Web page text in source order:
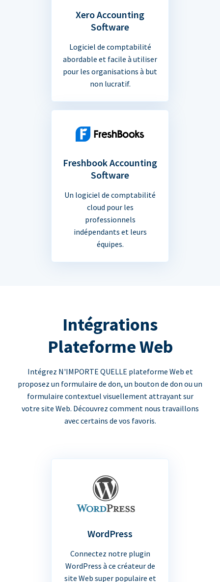
Xero Accounting
Software
Logiciel de comptabilité
abordable et facile à utiliser
pour les organisations à but
non lucratif.
Freshbook Accounting
Software
Un logiciel de comptabilité
cloud pour les
professionnels
indépendants et leurs
équipes.
Intégrations
Plateforme Web
Intégrez N'IMPORTE QUELLE plateforme Web et
proposez un formulaire de don, un bouton de don ou un
formulaire contextuel visuellement attrayant sur
votre site Web. Découvrez comment nous travaillons
avec certains de vos favoris.
WordPress
Connectez notre plugin
WordPress à ce créateur de
site Web super populaire et